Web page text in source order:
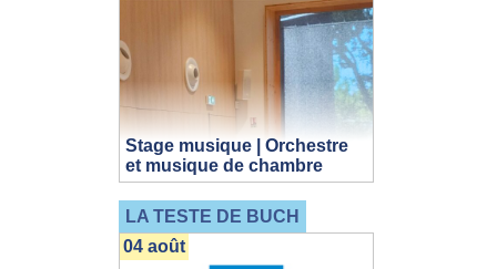
Stage musique | Orchestre
et musique de chambre
LA TESTE DE BUCH
04 août